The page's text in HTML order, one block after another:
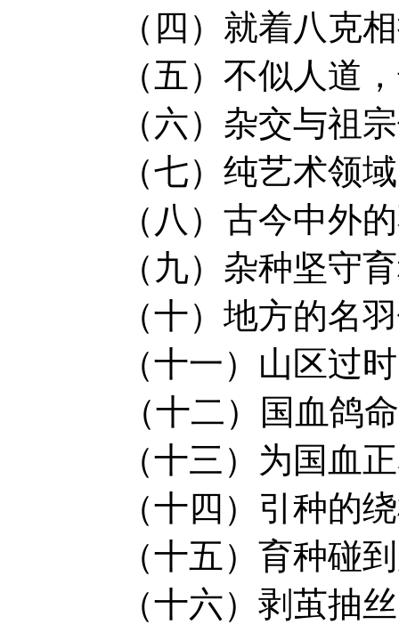
（四）就着八克
（五）不似人道
（六）杂交与祖
（七）纯艺术领
（八）古今中外
（九）杂种坚守
（十）地方的名
（十一） 山区过
（十二）
国血鸽
（十三） 为国血
（十四）引种的
（十五） 育种碰
（十六） 剥茧抽